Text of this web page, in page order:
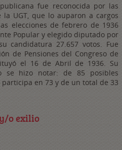
fue reconocida por las
UGT, que lo auparon a cargos
elecciones de febrero de 1936
Popular y elegido diputado por
candidatura 27.657 votos. Fue
de Pensiones del Congreso de
el 16 de Abril de 1936. Su
se hizo notar: de 85 posibles
en 73 y de un total de 33
o exilio